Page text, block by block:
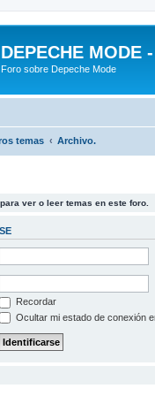
DEPECHE MODE
Foro sobre Depeche Mode
temas Archivo.
ver o leer temas en este foro.
Recordar
Ocultar mi estado de conexión